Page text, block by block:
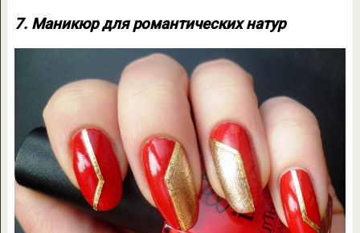
7. Маникюр для романтических натур